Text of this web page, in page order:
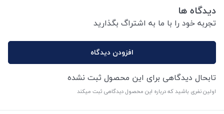
دیدگاه ها
تجربه خود را با ما به اشتراگ بگذارید
افزودن دیدگاه
تابحال دیدگاهی برای این محصول ثبت نشده
اولین نفری باشید که درباره این محصول دیدگاهی ثبت میکند